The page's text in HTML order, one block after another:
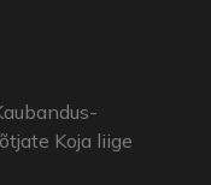
Koja liige